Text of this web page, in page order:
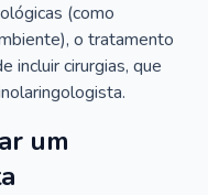
(como
o tratamento
incluir cirurgias, que
um